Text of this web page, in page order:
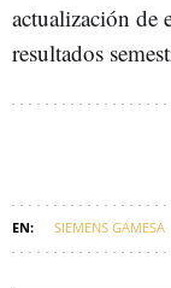
actualización de
resultados
SIEMENS GAMESA